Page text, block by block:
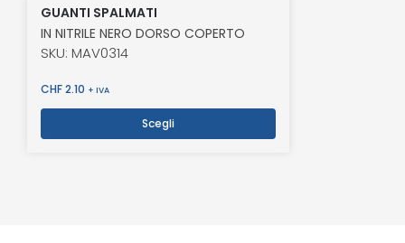
GUANTI SPALMATI
IN NITRILE NERO DORSO COPERTO
SKU: MAV0314
CHF2.10 + IVA
Scegli